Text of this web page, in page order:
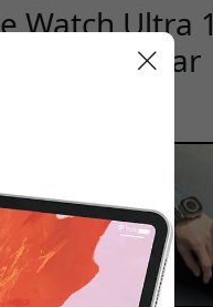
Watch Ultra 1
justerbar
rabat.